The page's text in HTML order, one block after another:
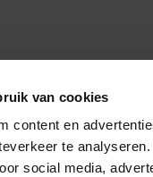
van cookies
content en
te
social media,